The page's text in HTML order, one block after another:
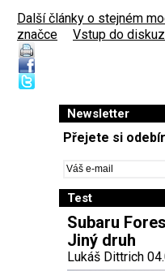
Další články o stejném
značce
Vstup do
Newsletter
Přejete si
Test
Subaru
Jiný druh
Lukáš Dittrich